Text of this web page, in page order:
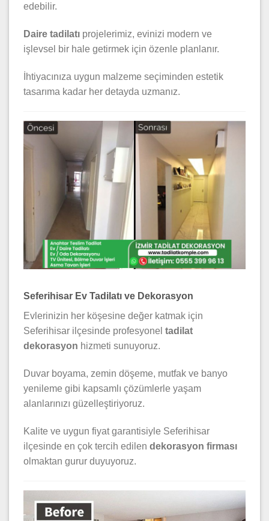
edebilir.
Daire tadilatı projelerimiz, evinizi modern ve
işlevsel bir hale getirmek için özenle planlanır.
İhtiyacınıza uygun malzeme seçiminden estetik
tasarıma kadar her detayda uzmanız.
Seferihisar Ev Tadilatı ve Dekorasyon
Evlerinizin her köşesine değer katmak için
Seferihisar ilçesinde profesyonel tadilat
dekorasyon hizmeti sunuyoruz.
Duvar boyama, zemin döşeme, mutfak ve banyo
yenileme gibi kapsamlı çözümlerle yaşam
alanlarınızı güzelleştiriyoruz.
Kalite ve uygun fiyat garantisiyle Seferihisar
ilçesinde en çok tercih edilen dekorasyon firması
olmaktan gurur duyuyoruz.